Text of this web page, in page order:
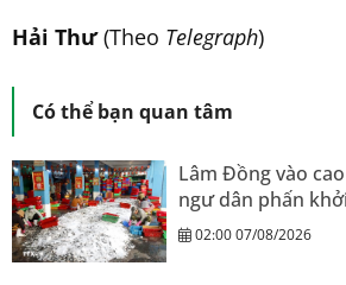
Hải Thư(Theo Telegraph)
Có thể bạn quan tâm
Lâm Đồng vào
ngư dân phấn
02:00 07/08/2026